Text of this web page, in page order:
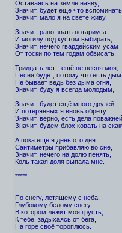
Оставаясь на земле наяву,
Значит, будет ещё что
Значит, мало я на свете живу,
Значит, рано звать нотариуса
И могилу под кустом выбирать,
Значит, нечего гвардейским усам
От тоски по тем годам обвисать.
Тридцать лет - ещё не песня моя,
Песня будет, потому что есть
Не бывает ведь без дыма огня,
Значит, буду я всегда молодым,
Значит, будет ещё много друзей,
И потерянных я вновь обрету.
Значит, верно, есть дела
Значит, будем блох ковать на
А пока ещё я день ото дня
Сантиметры прибавляю во сне,
Значит, нечего на долю пенять,
Коль такая доля выпала мне.
*****
По снегу, летящему с неба,
Глубокому белому снегу,
В котором лежит моя грусть,
К тебе, задыхаясь от бега,
На горе своё тороплюсь.